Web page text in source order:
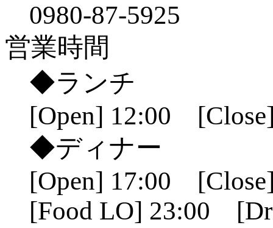
0980-87-5925
営業時間
◆ランチ
[Open] 12:00
◆ディナー
[Open] 17:00
[Food LO] 23:00